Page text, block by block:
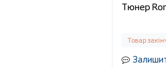
Тюнер
Товар